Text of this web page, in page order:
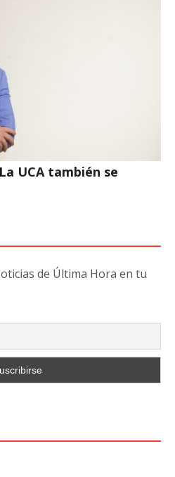
UCA también se
de Última Hora en tu